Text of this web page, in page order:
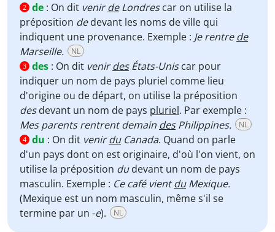
2 de : On dit venirdeLondrescar on utilise la
préposition dedevant les noms de ville qui
indiquent une provenance. Exemple : Je rentrede
Marseille.
NL
3 des : On dit venirdesÉtats-Uniscar pour
indiquer un nom de pays pluriel comme lieu
d'origine ou de départ, on utilise la préposition
desdevant un nom de pays pluriel. Par exemple :
Mes parents rentrent demain desPhilippines. NL
4 du : On dit venirduCanada. Quand on parle
d'un pays dont on est originaire, d'où l'on vient, on
utilise la préposition dudevant un nom de pays
masculin. Exemple : Ce café vientduMexique.
(Mexique est un nom masculin, même s'il se
termine par un -e). NL